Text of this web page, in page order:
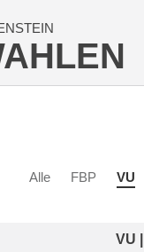
Alle FBP VU
VU